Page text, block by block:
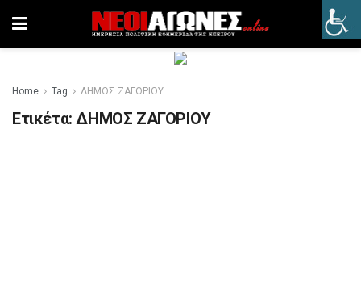
Home Tag ΔΗΜΟΣ ΖΑΓΟΡΙΟΥ
Ετικέτα:ΔΗΜΟΣ ΖΑΓΟΡΙΟΥ